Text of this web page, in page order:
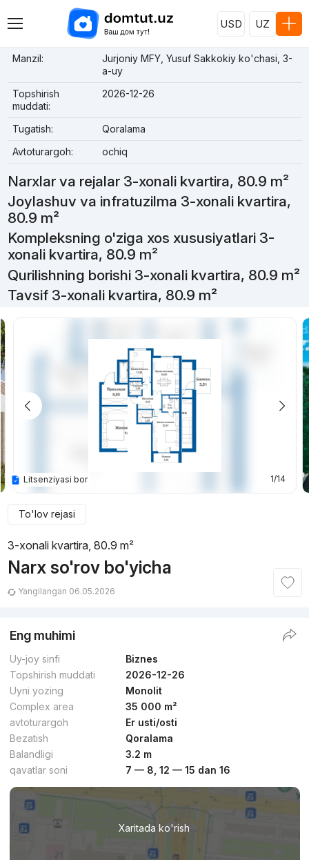
USD UZ
Manzil:
Jurjoniy MFY, Yusuf Sakkokiy ko'chasi, 3-
a-uy
Topshirish
muddati:
2026-12-26
Tugatish:
Qoralama
Avtoturargoh:
ochiq
Narxlar va rejalar 3-xonali kvartira, 80.9 m²
Joylashuv va infratuzilma 3-xonali kvartira,
80.9 m²
Kompleksning o'ziga xos xususiyatlari 3-
xonali kvartira, 80.9 m²
Qurilishning borishi 3-xonali kvartira, 80.9 m²
Tavsif 3-xonali kvartira, 80.9 m²
1/14
Litsenziyasi bor
To'lov rejasi
3-xonali kvartira, 80.9 m²
Narx so'rov bo'yicha
Yangilangan 06.05.2026
Eng muhimi
Uy-joy sinfi
Biznes
Topshirish muddati
2026-12-26
Uyni yozing
Monolit
Complex area
35 000 m²
avtoturargoh
Er usti/osti
Bezatish
Qoralama
Balandligi
3.2 m
qavatlar soni
7 — 8, 12 — 15 dan 16
Xaritada ko'rish